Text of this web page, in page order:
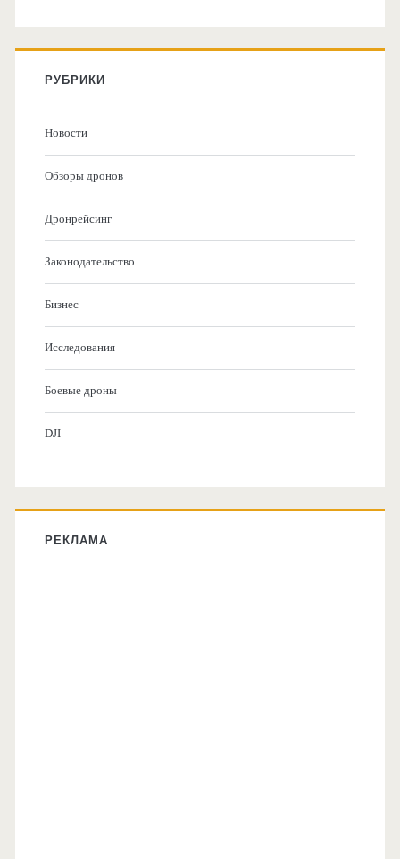
РУБРИКИ
Новости
Обзоры дронов
Дронрейсинг
Законодательство
Бизнес
Исследования
Боевые дроны
DJI
РЕКЛАМА